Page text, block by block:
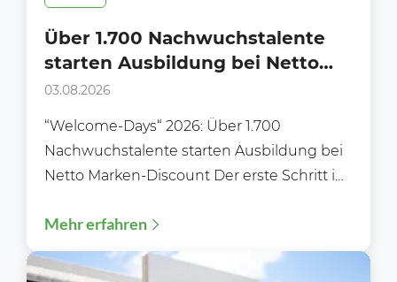
Über 1.700 Nachwuchstalente
starten Ausbildung bei Netto
Marken-Discount
03.08.2026
“Welcome-Days“ 2026: Über 1.700
Nachwuchstalente starten Ausbildung bei
Netto Marken-Discount Der erste Schritt ins
Ausbildungsstart 2026: Über 1.700...
Mehr erfahren